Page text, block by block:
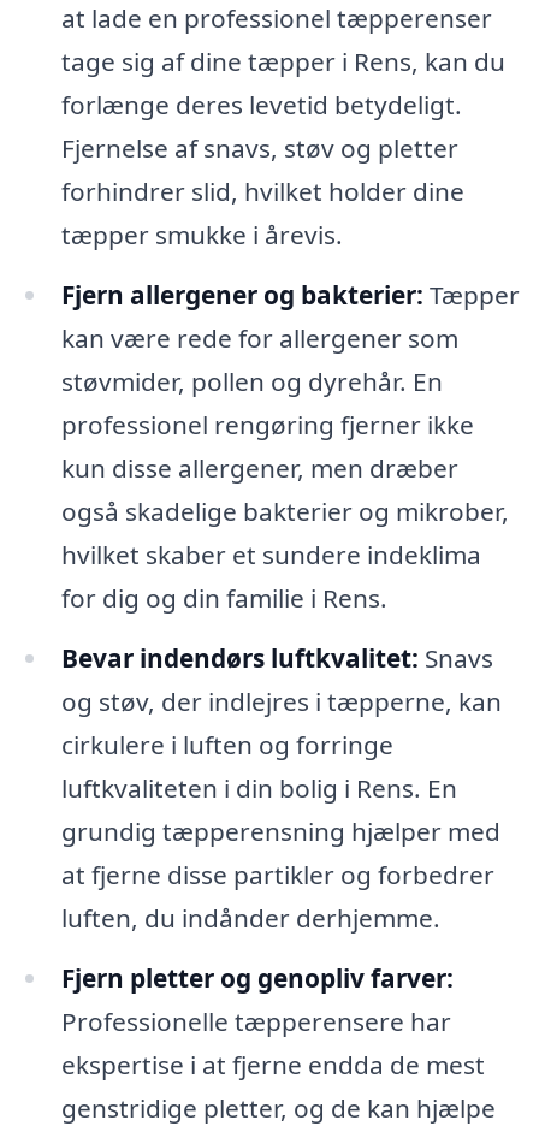
at lade en professionel tæpperenser
tage sig af dine tæpper i Rens, kan du
forlænge deres levetid betydeligt.
Fjernelse af snavs, støv og pletter
forhindrer slid, hvilket holder dine
tæpper smukke i årevis.
Fjern allergener og bakterier: Tæpper
kan være rede for allergener som
støvmider, pollen og dyrehår. En
professionel rengøring fjerner ikke
kun disse allergener, men dræber
også skadelige bakterier og mikrober,
hvilket skaber et sundere indeklima
for dig og din familie i Rens.
Bevar indendørs luftkvalitet: Snavs
og støv, der indlejres i tæpperne, kan
cirkulere i luften og forringe
luftkvaliteten i din bolig i Rens. En
grundig tæpperensning hjælper med
at fjerne disse partikler og forbedrer
luften, du indånder derhjemme.
Fjern pletter og genopliv farver:
Professionelle tæpperensere har
ekspertise i at fjerne endda de mest
genstridige pletter, og de kan hjælpe